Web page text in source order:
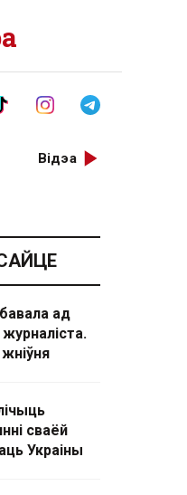
Відэа
ад
жніўня
сваёй
Украіны